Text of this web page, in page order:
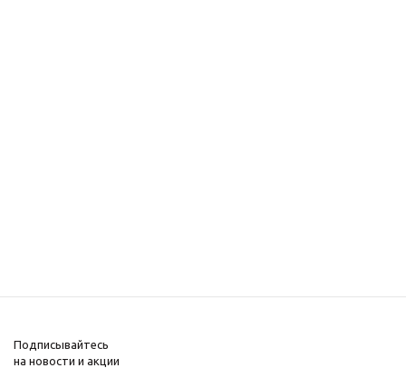
Подписывайтесь
на новости и акции